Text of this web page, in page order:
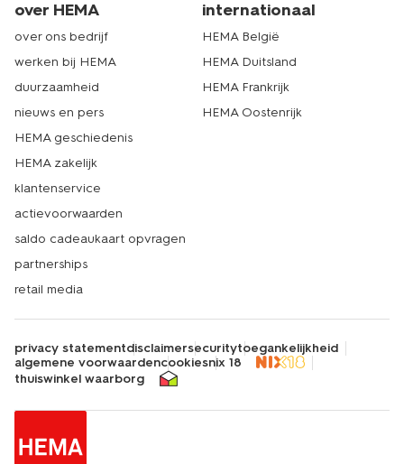
over HEMA
over ons bedrijf
werken bij HEMA
duurzaamheid
nieuws en pers
HEMA geschiedenis
HEMA zakelijk
klantenservice
actievoorwaarden
saldo cadeaukaart opvragen
partnerships
retail media
internationaal
HEMA België
HEMA Duitsland
HEMA Frankrijk
HEMA Oostenrijk
privacy statementdisclaimersecuritytoegankelijkheid
algemene voorwaardencookiesnix 18
thuiswinkel waarborg